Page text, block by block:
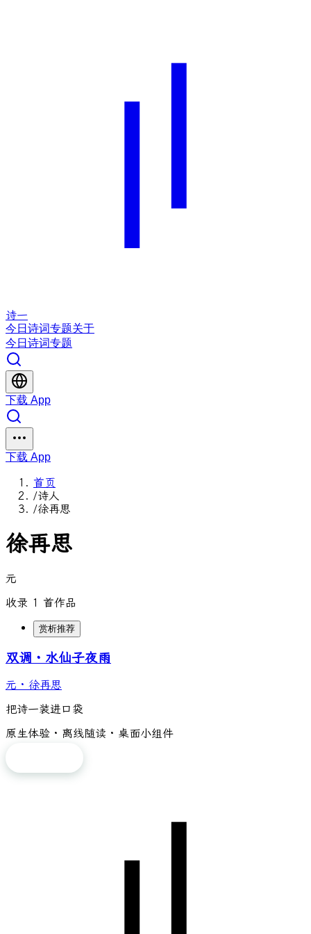
诗一
今日 诗词专题关于
今日 诗词专题
下载 App
下载 App
首页
/诗人
/徐再思
徐再思
元
收录 1 首作品
赏析推荐
双调・水仙子夜雨
元 · 徐再思
把诗一装进口袋
原生体验 · 离线随读 · 桌面小组件